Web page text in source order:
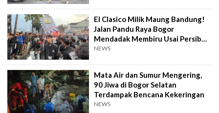
El Clasico Milik Maung Bandung!
Jalan Pandu Raya Bogor
Mendadak Membiru Usai Persib
Libas Persija
NEWS
Mata Air dan Sumur Mengering,
90 Jiwa di Bogor Selatan
Terdampak Bencana Kekeringan
NEWS